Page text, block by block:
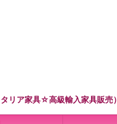
リア家具☆高級輸入家具販売）